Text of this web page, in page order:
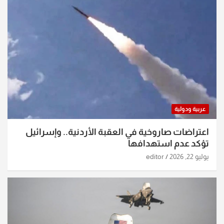
عربية ودولية
اعتراضات صاروخية في العقبة الأردنية.. وإسرائيل
تؤكد عدم استهدافها
يوليو 22, 2026 editor